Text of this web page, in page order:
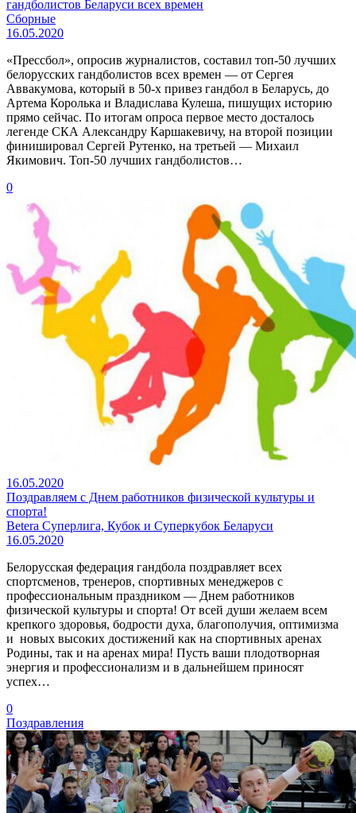
гандболистов Беларуси всех времен
Сборные
16.05.2020
«Прессбол», опросив журналистов, составил топ-50 лучших
белорусских гандболистов всех времен — от Сергея
Аввакумова, который в 50-х привез гандбол в Беларусь, до
Артема Королька и Владислава Кулеша, пишущих историю
прямо сейчас. По итогам опроса первое место досталось
легенде СКА Александру Каршакевичу, на второй позиции
финишировал Сергей Рутенко, на третьей — Михаил
Якимович. Топ-50 лучших гандболистов…
0
16.05.2020
Поздравляем с Днем работников физической культуры и
спорта!
Betera Суперлига, Кубок и Суперкубок Беларуси
16.05.2020
Белорусская федерация гандбола поздравляет всех
спортсменов, тренеров, спортивных менеджеров с
профессиональным праздником — Днем работников
физической культуры и спорта! От всей души желаем всем
крепкого здоровья, бодрости духа, благополучия, оптимизма
и новых высоких достижений как на спортивных аренах
Родины, так и на аренах мира! Пусть ваши плодотворная
энергия и профессионализм и в дальнейшем приносят
успех…
0
Поздравления